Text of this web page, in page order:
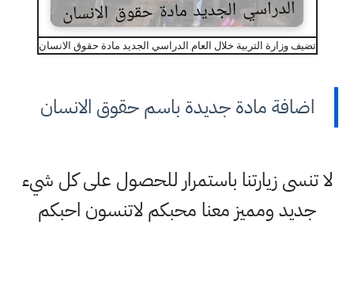
تضيف وزارة التربية خلال العام الدراسي الجديد مادة حقوق الانسان
اضافة مادة جديدة باسم حقوق الانسان
لا تنسى زيارتنا باستمرار للحصول على كل شيء
جديد ومميز معنا محبكم لاتنسون احبكم